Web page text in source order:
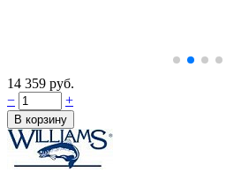
14 359 руб.
−
+